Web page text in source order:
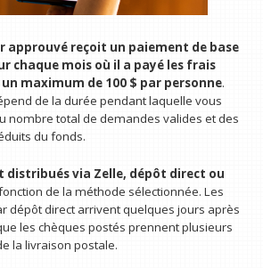
approuvé reçoit un paiement de base
chaque mois où il a payé les frais
maximum de 100 $ par personne.
de la durée pendant laquelle vous
nombre total de demandes valides et des
du fonds.
distribués via Zelle, dépôt direct ou
de la méthode sélectionnée. Les
dépôt direct arrivent quelques jours après
les chèques postés prennent plusieurs
la livraison postale.